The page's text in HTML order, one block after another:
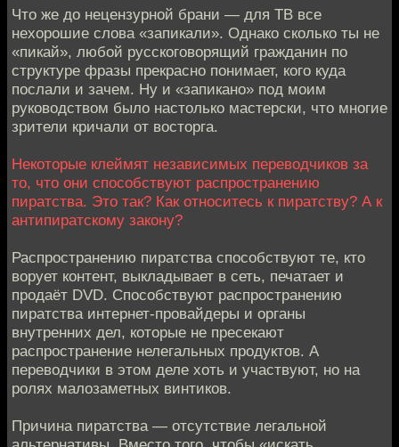
Что же до нецензурной брани — для ТВ все
нехорошие слова «запикали». Однако сколько ты не
«пикай», любой русскоговорящий гражданин по
структуре фразы прекрасно понимает, кого куда
послали и зачем. Ну и «запикано» под моим
руководством было настолько мастерски, что многие
зрители кричали от восторга.
Некоторые клеймят независимых переводчиков за
то, что они способствуют распространению
пиратства. Это так? Как относитесь к пиратству? А к
антипиратскому закону?
Распространению пиратства способствуют те, кто
ворует контент, выкладывает в сеть, печатает и
продаёт DVD. Способствуют распространению
пиратства интернет-провайдеры и органы
внутренних дел, которые не пресекают
распространение нелегальных продуктов. А
переводчики в этом деле хоть и участвуют, но на
ролях малозаметных винтиков.
Причина пиратства — отсутствие легальной